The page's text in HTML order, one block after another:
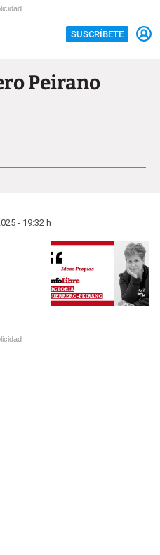
SUSCRÍBETE
Peirano
- 19:32 h